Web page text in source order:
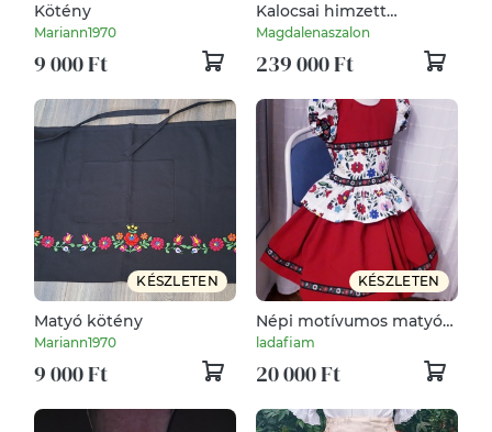
Kötény
Mariann1970
9 000 Ft
Kalocsai himzett
menyasszonyi,
menyecske, alkalmi, tánc
ruha.
Magdalenaszalon
239 000 Ft
KÉSZLETEN
Matyó kötény
Mariann1970
9 000 Ft
KÉSZLETEN
Népi motívumos matyó
jellegű ruha
ladafiam
20 000 Ft